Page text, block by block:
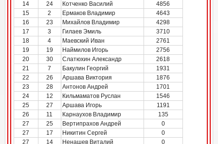
14
24 Котченко Василий
4856
15
2 Ермаков Владимир
4643
16
23 Михайлов Владимир
4298
17
3 Гилаев Эмиль
3710
18
4 Маевский Иван
2761
19
19 Наймилов Игорь
2756
20
30 Слатюхин Александр
2618
21
7 Бакулин Георгий
1931
22
26 Аршава Виктория
1876
23
28 Антонов Андрей
1701
24
12 Кильмаматов Руслан
1546
25
27 Аршава Игорь
1191
26
11 Карнаухов Владимир
135
27
25 Вертипрахов Андрей
0
27
17 Никитин Сергей
0
27
14 Ненашев Виталий
0